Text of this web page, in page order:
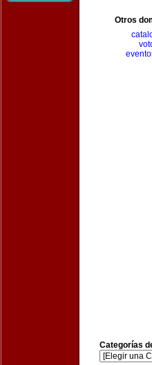
Otros
Categorías